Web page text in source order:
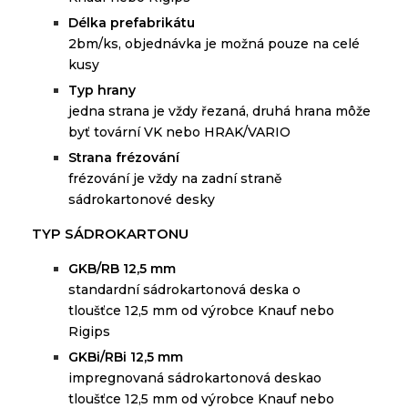
Délka prefabrikátu
2bm/ks, objednávka je možná pouze na celé
kusy
Typ hrany
jedna strana je vždy řezaná, druhá hrana môže
byť tovární VK nebo HRAK/VARIO
Strana frézování
frézování je vždy na zadní straně
sádrokartonové desky
TYP SÁDROKARTONU
GKB/RB 12,5 mm
standardní sádrokartonová deska o
tloušťce 12,5 mm od výrobce Knauf nebo
Rigips
GKBi/RBi 12,5 mm
impregnovaná sádrokartonová deskao
tloušťce 12,5 mm od výrobce Knauf nebo